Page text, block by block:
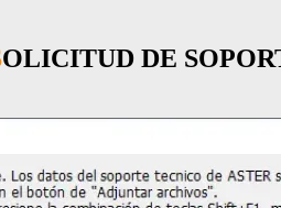
"SOLICITUD DE